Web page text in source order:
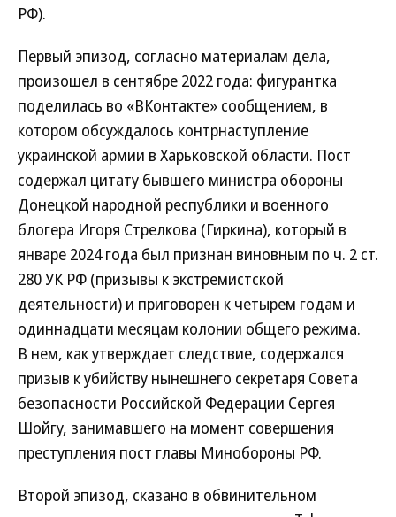
РФ).
Первый эпизод, согласно материалам дела,
произошел в сентябре 2022 года: фигурантка
поделилась во «ВКонтакте» сообщением, в
котором обсуждалось контрнаступление
украинской армии в Харьковской области. Пост
содержал цитату бывшего министра обороны
Донецкой народной республики и военного
блогера Игоря Стрелкова (Гиркина), который в
январе 2024 года был признан виновным по ч. 2 ст.
280 УК РФ (призывы к экстремистской
деятельности) и приговорен к четырем годам и
одиннадцати месяцам колонии общего режима.
В нем, как утверждает следствие, содержался
призыв к убийству нынешнего секретаря Совета
безопасности Российской Федерации Сергея
Шойгу, занимавшего на момент совершения
преступления пост главы Минобороны РФ.
Второй эпизод, сказано в обвинительном